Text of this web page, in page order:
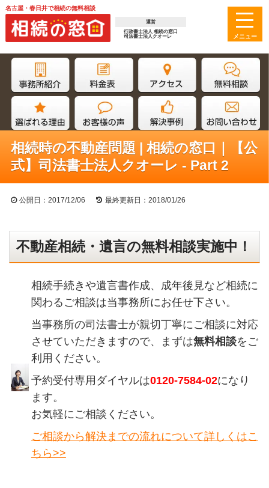
名古屋・春日井で相続の無料相談
運営
行政書士法人 相続の窓口
司法書士法人クオーレ
相続時の不動産問題 | 相続の窓口｜【公
式】司法書士法人クオーレ - Part 2
公開日：2017/12/06 最終更新日：2018/01/26
不動産相続・遺言の無料相談実施中！
相続手続きや遺言書作成、成年後見など相続に
関わるご相談は当事務所にお任せ下さい。
当事務所の司法書士が親切丁寧にご相談に対応
させていただきますので、まずは無料相談をご
利用ください。
予約受付専用ダイヤルは0120-7584-02になり
ます。
お気軽にご相談ください。
ご相談から解決までの流れについて詳しくはこ
ちら>>